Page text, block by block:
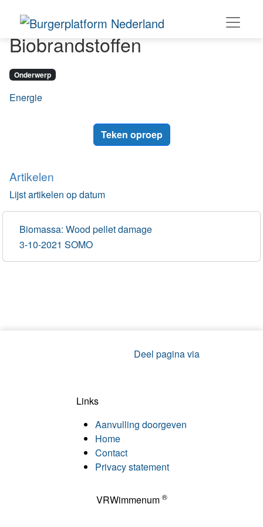
Biobrandstoffen
Onderwerp
Energie
Teken oproep
Artikelen
Lijst artikelen op datum
Biomassa: Wood pellet damage
3-10-2021 SOMO
Deel pagina via
Links
Aanvulling doorgeven
Home
Contact
Privacy statement
VRWimmenum ®